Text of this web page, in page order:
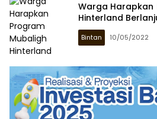
Warga
Hinterland
Bintan 10/05/2022